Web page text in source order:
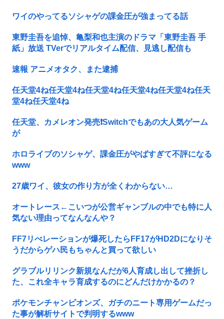
ワイのやってるソシャゲの課金圧が強まってる話
東野圭吾を追悼、亀梨和也主演のドラマ「東野圭吾 手
紙」放送 TVerでリアルタイム配信、見逃し配信も
速報 アニメオタク、また逮捕
任天堂4ね任天堂4ね任天堂4ね任天堂4ね任天堂4ね任天
堂4ね任天堂4ね
任天堂、カメレオン発売❗Switchでもあの大人気ゲーム
が
ホロライブのソシャゲ、課金圧がやばすぎて不評になる
www
27歳ワイ、彼女の作り方が全くわからない…
オートレース←こいつが公営ギャンブルの中でも特に人
気ない理由ってなんなんや？
FF7リべレーションが爆死したらFF17がHD2Dになりそ
うだからゲハ民もちゃんと買って欲しい
グラブルリリンク新規なんだが6人育成し出して挫折し
た、これ全キャラ育成するのにどんだけかかるの？
ポケモンチャンピオンズ、ガチのニート専用ゲームだっ
た事が解析サイトで判明するwww